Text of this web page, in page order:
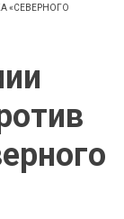
«СЕВЕРНОГО